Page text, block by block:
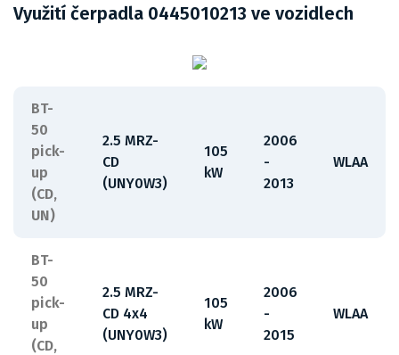
Využití čerpadla 0445010213 ve vozidlech
BT-
50
pick-
up
(CD,
UN)
2.5 MRZ-
CD
(UNY0W3)
105
kW
2006
-
2013
WLAA
BT-
50
pick-
up
(CD,
2.5 MRZ-
CD 4x4
(UNY0W3)
105
kW
2006
-
2015
WLAA